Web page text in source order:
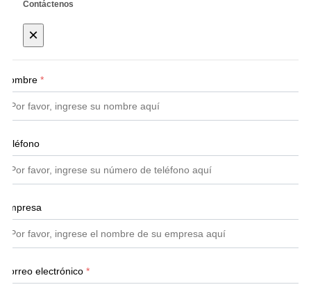
Contáctenos
×
Nombre *
Teléfono
Empresa
Correo electrónico *